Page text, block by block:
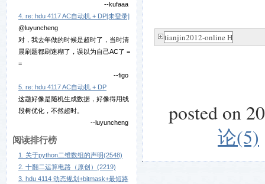
--kufaaa
4. re: hdu 4117 AC自动机 + DP[未登录]
@luyuncheng
对，我去年做的时候是超时了，当时清
晨刷题都刷迷糊了，误以为自己AC了 =
=
--figo
5. re: hdu 4117 AC自动机 + DP
这题好像是随机生成数据，好像得用线
段树优化，不然超时。
--luyuncheng
阅读排行榜
1. 关于python二维数组的声明(2548)
2. 十翻二运算电路（原创）(2219)
3. hdu 4114 动态规划+bitmask+最短路
tianjin2012-online H
posted on
论(5)